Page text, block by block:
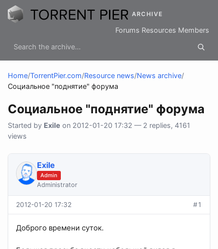
ARCHIVE
Forums Resources Members
Home/TorrentPier.com/Resource news/News archive/
Социальное "поднятие" форума
Социальное "поднятие" форума
Started by Exile on 2012-01-20 17:32 — 2 replies, 4161
views
Exile
Admin
Administrator
2012-01-20 17:32 #1
Доброго времени суток.